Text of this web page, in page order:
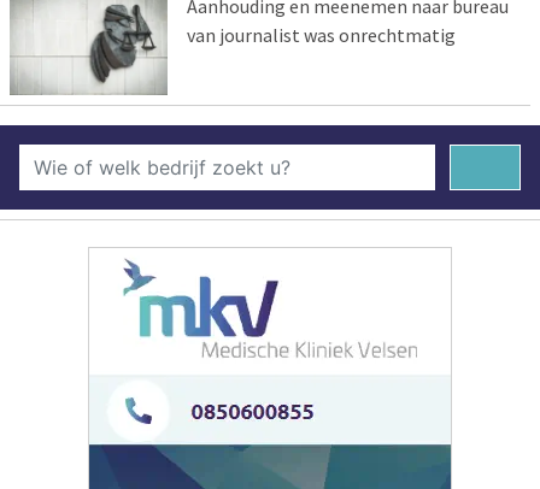
Aanhouding en meenemen naar bureau
van journalist was onrechtmatig